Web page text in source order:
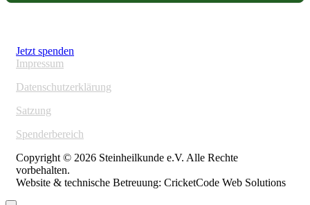
Jetzt spenden
Impressum
Datenschutzerklärung
Satzung
Spenderbereich
Copyright © 2026 Steinheilkunde e.V. Alle Rechte
vorbehalten.
Website & technische Betreuung: CricketCode Web Solutions